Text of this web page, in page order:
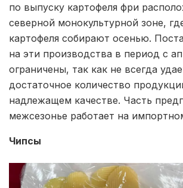
по выпуску картофеля фри
северной монокультурной зоне,
картофеля собирают осенью.
на эти производства в период с
ограничены, так как не всегда
достаточное количество
надлежащем качестве. Часть
межсезонье работает на
Чипсы